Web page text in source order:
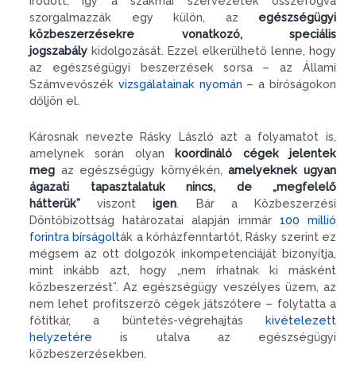
szorgalmazzák egy külön, az egészségügyi
közbeszerzésekre vonatkozó, speciális
jogszabály kidolgozását. Ezzel elkerülhető lenne, hogy
az egészségügyi beszerzések sorsa – az Állami
Számvevőszék vizsgálatainak nyomán – a bíróságokon
dőljön el.
Károsnak nevezte Rásky László azt a folyamatot is,
amelynek során olyan koordináló cégek jelentek
meg az egészségügy környékén,amelyeknek ugyan
ágazati tapasztalatuk nincs, de „megfelelő
hátterük” viszontigen. Bár a Közbeszerzési
Döntőbizottság határozatai alapján immár 100 millió
forintra bírságolták a kórházfenntartót, Rásky szerint ez
mégsem az ott dolgozók inkompetenciáját bizonyítja,
mint inkább azt, hogy „nem írhatnak ki másként
közbeszerzést”. Az egészségügy veszélyes üzem, az
nem lehet profitszerző cégek játszótere – folytatta a
főtitkár, a büntetés-végrehajtás kivételezett
helyzetére is utalva az egészségügyi
közbeszerzésekben.